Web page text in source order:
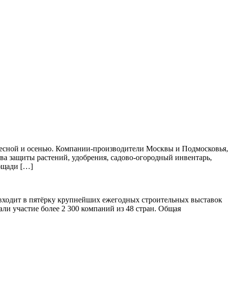
и осенью. Компании-производители Москвы и Подмосковья,
защиты растений, удобрения, садово-огородный инвентарь,
[…]
в пятёрку крупнейших ежегодных строительных выставок
участие более 2 300 компаний из 48 стран. Общая